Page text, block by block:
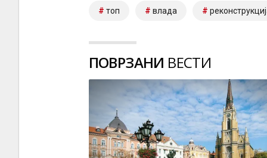
топ влада
ПОВРЗАНИ ВЕСТИ